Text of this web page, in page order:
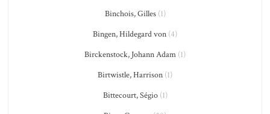
Binchois, Gilles(1)
Bingen, Hildegard von (4)
Birckenstock, Johann Adam (1)
Birtwistle, Harrison (1)
Bittecourt, Ségio(1)